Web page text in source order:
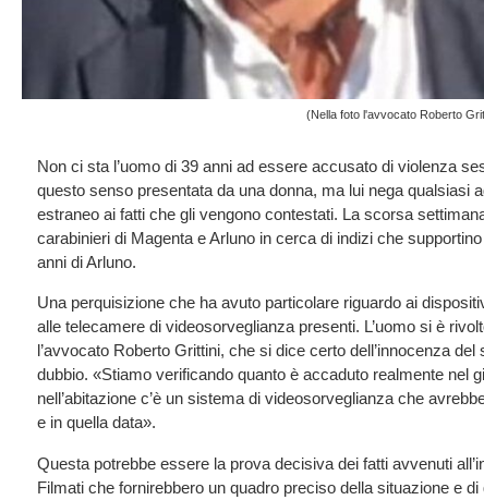
(Nella foto l'avvocato Roberto
Non ci sta l’uomo di 39 anni ad essere accusato di violenza
questo senso presentata da una donna, ma lui nega qualsiasi
estraneo ai fatti che gli vengono contestati. La scorsa
carabinieri di Magenta e Arluno in cerca di indizi che
anni di Arluno.
Una perquisizione che ha avuto particolare riguardo ai
alle telecamere di videosorveglianza presenti. L’uomo si è
l’avvocato Roberto Grittini, che si dice certo dell’innocenza
dubbio. «Stiamo verificando quanto è accaduto realmente nel
nell’abitazione c’è un sistema di videosorveglianza che
e in quella data».
Questa potrebbe essere la prova decisiva dei fatti avvenuti
Filmati che fornirebbero un quadro preciso della situazione e